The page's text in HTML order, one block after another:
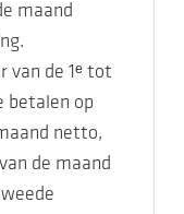
maand
van de 1ᵉ tot
betalen op
netto,
de maand